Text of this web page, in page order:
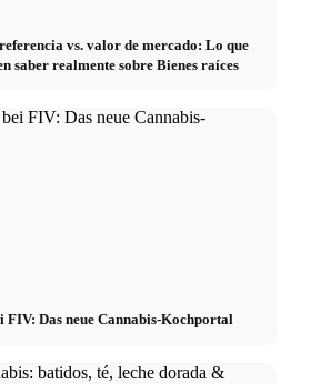
vs. valor de mercado: Lo que
saber realmente sobre Bienes raíces
FIV: Das neue Cannabis-Kochportal